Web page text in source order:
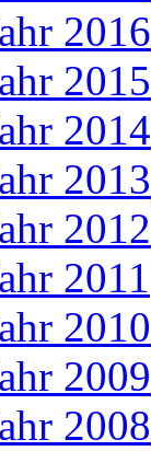
2016
2015
2014
2013
2012
2011
2010
2009
2008